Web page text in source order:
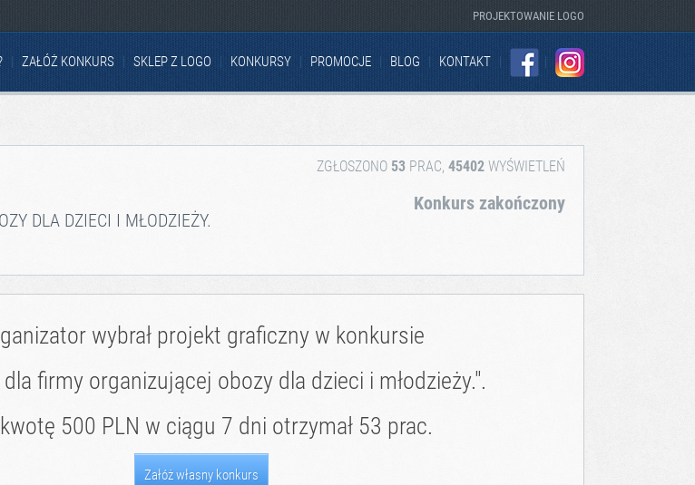
PROJEKTOWANIE LOGO
ZAŁÓŻ KONKURS SKLEP Z LOGO KONKURSY PROMOCJE BLOG
KONTAKT
INSTAGRAM
ZGŁOSZONO 53 PRAC, 45402 WYŚWIETLEŃ
DLA DZIECI I MŁODZIEŻY.
Konkurs zakończony
wybrał projekt graficzny w konkursie
firmy organizującej obozy dla dzieci i młodzieży.".
500 PLN w ciągu 7 dni otrzymał 53 prac.
Załóż własny konkurs